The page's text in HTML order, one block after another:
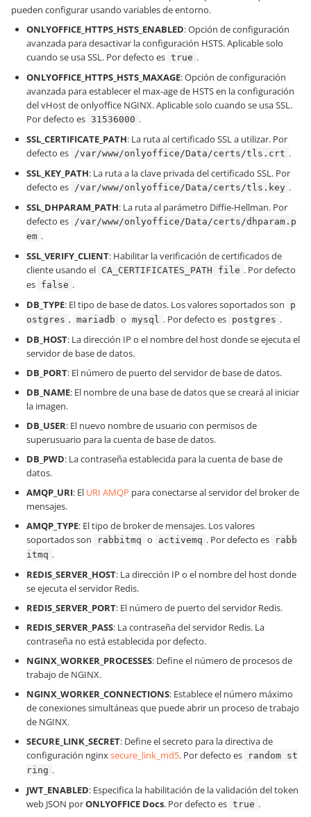
pueden configurar usando variables de entorno.
ONLYOFFICE_HTTPS_HSTS_ENABLED: Opción de configuración
avanzada para desactivar la configuración HSTS. Aplicable solo
cuando se usa SSL. Por defecto es true .
ONLYOFFICE_HTTPS_HSTS_MAXAGE: Opción de configuración
avanzada para establecer el max-age de HSTS en la configuración
del vHost de onlyoffice NGINX. Aplicable solo cuando se usa SSL.
Por defecto es 31536000 .
SSL_CERTIFICATE_PATH: La ruta al certificado SSL a utilizar. Por
defecto es /var/www/onlyoffice/Data/certs/tls.crt .
SSL_KEY_PATH: La ruta a la clave privada del certificado SSL. Por
defecto es /var/www/onlyoffice/Data/certs/tls.key .
SSL_DHPARAM_PATH: La ruta al parámetro Diffie-Hellman. Por
defecto es /var/www/onlyoffice/Data/certs/dhparam.p
em .
SSL_VERIFY_CLIENT: Habilitar la verificación de certificados de
cliente usando el CA_CERTIFICATES_PATH file . Por defecto
es false .
DB_TYPE: El tipo de base de datos. Los valores soportados son
p
ostgres , mariadb o mysql . Por defecto es postgres .
DB_HOST: La dirección IP o el nombre del host donde se ejecuta el
servidor de base de datos.
DB_PORT: El número de puerto del servidor de base de datos.
DB_NAME: El nombre de una base de datos que se creará al iniciar
la imagen.
DB_USER: El nuevo nombre de usuario con permisos de
superusuario para la cuenta de base de datos.
DB_PWD: La contraseña establecida para la cuenta de base de
datos.
AMQP_URI: El URI AMQP para conectarse al servidor del broker de
mensajes.
AMQP_TYPE: El tipo de broker de mensajes. Los valores
soportados son
rabbitmq o activemq . Por defecto es
rabb
itmq .
REDIS_SERVER_HOST: La dirección IP o el nombre del host donde
se ejecuta el servidor Redis.
REDIS_SERVER_PORT: El número de puerto del servidor Redis.
REDIS_SERVER_PASS: La contraseña del servidor Redis. La
contraseña no está establecida por defecto.
NGINX_WORKER_PROCESSES: Define el número de procesos de
trabajo de NGINX.
NGINX_WORKER_CONNECTIONS: Establece el número máximo
de conexiones simultáneas que puede abrir un proceso de trabajo
de NGINX.
SECURE_LINK_SECRET: Define el secreto para la directiva de
configuración nginxsecure_link_md5. Por defecto es
random st
ring .
JWT_ENABLED: Especifica la habilitación de la validación del token
web JSON porONLYOFFICE Docs. Por defecto es true .